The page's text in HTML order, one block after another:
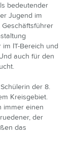
bedeutender
Jugend im
IT-Bereich und
auch für den
der 8.
Kreisgebiet.
immer einen
der
das